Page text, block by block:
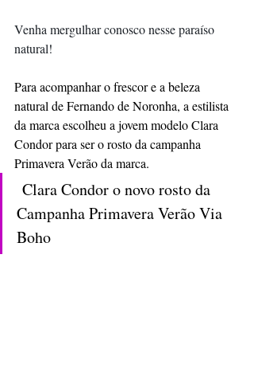
Venha mergulhar conosco nesse paraíso
natural!
Para acompanhar o frescor e a beleza
natural de Fernando de Noronha, a estilista
da marca escolheu a jovem modelo Clara
Condor para ser o rosto da campanha
Primavera Verão da marca.
Clara Condor o novo rosto da
Campanha Primavera Verão Via
Boho